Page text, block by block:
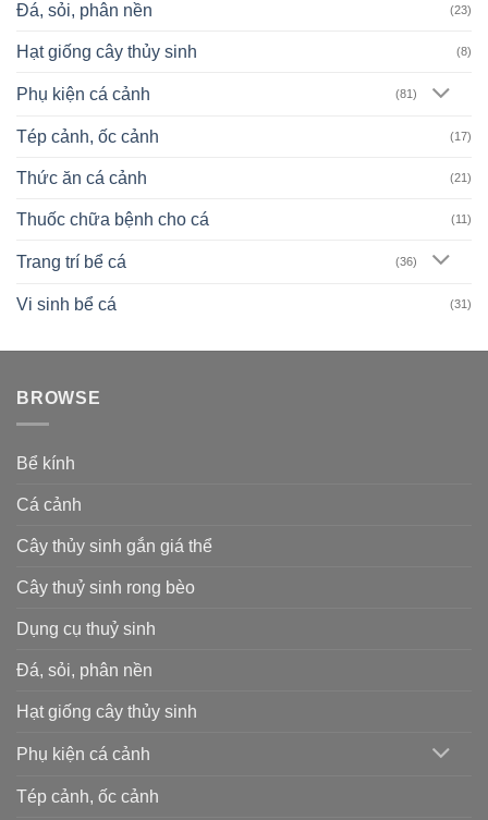
Đá, sỏi, phân nền (23)
Hạt giống cây thủy sinh (8)
Phụ kiện cá cảnh (81)
Tép cảnh, ốc cảnh (17)
Thức ăn cá cảnh (21)
Thuốc chữa bệnh cho cá (11)
Trang trí bể cá (36)
Vi sinh bể cá (31)
BROWSE
Bể kính
Cá cảnh
Cây thủy sinh gắn giá thể
Cây thuỷ sinh rong bèo
Dụng cụ thuỷ sinh
Đá, sỏi, phân nền
Hạt giống cây thủy sinh
Phụ kiện cá cảnh
Tép cảnh, ốc cảnh